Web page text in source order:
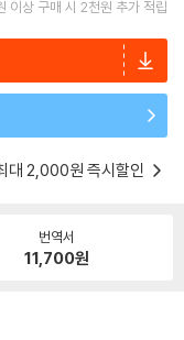
이상 구매 시 2천원 추가 적립
대 2,000원 즉시할인
번역서
11,700원